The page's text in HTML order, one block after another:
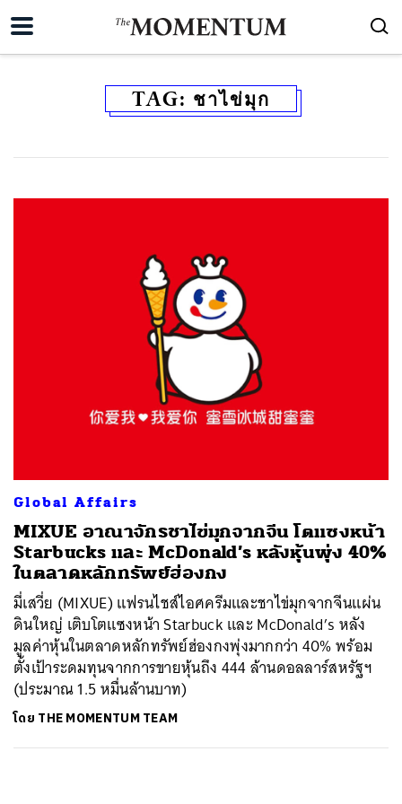
TAG: ชาไข่มุก
Global Affairs
MIXUE อาณาจักรชาไข่มุกจากจีน โตแซงหน้า
Starbucks และ McDonald’s หลังหุ้นพุ่ง 40%
ในตลาดหลักทรัพย์ฮ่องกง
มี่เสวี่ย (MIXUE) แฟรนไชส์ไอศครีมและชาไข่มุกจากจีนแผ่น
ดินใหญ่ เติบโตแซงหน้า Starbuck และ McDonald’s หลัง
มูลค่าหุ้นในตลาดหลักทรัพย์ฮ่องกงพุ่งมากกว่า 40% พร้อม
ตั้งเป้าระดมทุนจากการขายหุ้นถึง 444 ล้านดอลลาร์สหรัฐฯ
(ประมาณ 1.5 หมื่นล้านบาท)
โดย THE MOMENTUM TEAM
SHARE